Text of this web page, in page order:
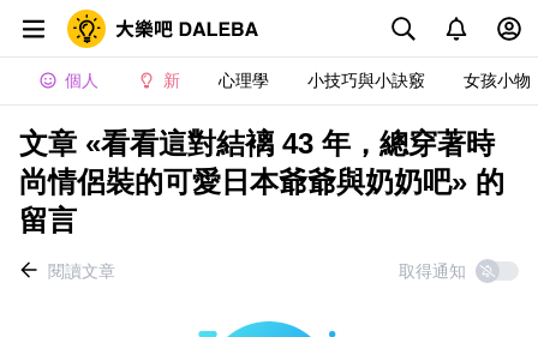
個人 新 心理學 小技巧與小訣竅 女孩小物
文章 «看看這對結褵 43 年，總穿著時
尚情侶裝的可愛日本爺爺與奶奶吧» 的
留言
閱讀文章 取得通知